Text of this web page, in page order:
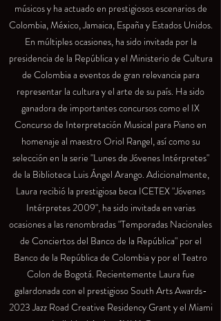
músicos y ha actuado en prestigiosos escenarios de
Colombia, México, Jamaica, España y Estados Unidos.
En múltiples ocasiones, ha sido invitada por la
presidencia de la República y el Ministerio de Cultura
de Colombia a eventos de gran relevancia para
representar la cultura y el arte de su país. Ha sido
ganadora de importantes concursos como el IX
Concurso de Interpretación Musical para Piano en
homenaje al maestro Oriol Rangel, así como su
selección en la serie "Lunes de Jóvenes Intérpretes"
de la Biblioteca Luis Ángel Arango. Adicionalmente,
Laura recibió la prestigiosa beca ICETEX "Jóvenes
Intérpretes 2009", ha sido invitada en varias
ocasiones a las renombradas "Temporadas Nacionales
de Conciertos del Banco de la República" por el
Banco de la República de Colombia y por el Teatro
Colon de Bogotá. Recientemente Laura fue
galardonada con el prestigioso South Arts Awards-
2023 Jazz Road Creative Residency Grant y el Miami